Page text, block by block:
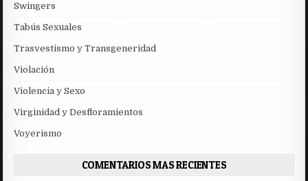
Swingers
Tabús Sexuales
Trasvestismo y Transgeneridad
Violación
Violencia y Sexo
Virginidad y Desfloramientos
Voyerismo
COMENTARIOS MAS RECIENTES